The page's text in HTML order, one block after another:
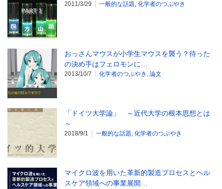
2011/3/29 一般的な話題, 化学者のつぶやき
おっさんマウスが小学生マウスを襲う？待った
の決め手はフェロモンに…
2013/10/7 化学者のつぶやき , 論文
「ドイツ大学論」 ～近代大学の根本思想とは
～
2018/9/1 一般的な話題, 化学者のつぶやき
マイクロ波を用いた革新的製造プロセスとヘル
スケア領域への事業展開…